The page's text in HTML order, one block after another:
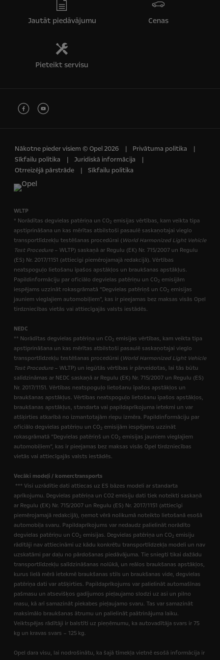
Jautāt piedāvājumu Cenas
Pieteikt servisu
Nākotne pieder visiem © Opel 2026
Privātuma politika
Sīkfailu politika
Juridiskā informācija
Otrreizējā pārstrāde
Sīkfailu politika
WLTP
* Norādītas degvielas patēriņa un CO2 emisijas vērtības, kam veikta tipa
apstiprināšana un kas mērītas atbilstoši pasaulē saskaņotajai vieglo
transportlīdzekļu testēšanas procedūrai (World Harmonized Light Vehicle
Test Procedure– WLTP) saskaņā ar Regulu (EK) Nr. 715/2007 un Regulu
(ES) Nr. 2017/1151 (attiecīgi piemērojamajā redakcijā). Vērtības
neatspoguļo lietošanu īpašos apstākļos un braukšanas apstākļus.
Papildinformāciju par oficiālo degvielas patēriņu un CO2 emisijām
iespējams uzzināt rokasgrāmatā “Degvielas patēriņš un CO2 emisijas
jauniem vieglajiem automobiļiem”, kas ir pieejamas bez maksas visās Opel
tirdzniecības vietās vai attiecīgajās valsts iestādēs.
NEDC
** Norādītas degvielas patēriņa un CO2 emisijas vērtības, kam veikta tipa
apstiprināšana un kas mērītas atbilstoši pasaulē saskaņotajai vieglo
transportlīdzekļu testēšanas procedūrai (World Harmonized Light Vehicle
Test Procedure– WLTP) un iegūtās vērtības ir pārveidotas, lai tās būtu
salīdzināmas ar NEDC saskaņā ar Regulu (EK) Nr. 715/2007 un Regulu (ES)
Nr. 2017/1151. Vērtības neatspoguļo lietošanu īpašos apstākļos un
braukšanas apstākļus. Vērtības neatspoguļo lietošanu īpašos apstākļos,
braukšanas apstākļus, standarta vai papildaprīkojuma ietekmi un var
atšķirties atkarībā no izmantotajām riepu izmēra. Papildinformāciju par
oficiālo degvielas patēriņu un CO2 emisijām iespējams uzzināt
rokasgrāmatā “Degvielas patēriņš un CO2 emisijas jauniem vieglajiem
automobiļiem”, kas ir pieejamas bez maksas visās Opel tirdzniecības
vietās vai attiecīgajās valsts iestādēs.
Vecāki modeļi / komerctransports
*** Visi uzrādītie dati attiecas uz ES bāzes modeli ar standarta
aprīkojumu. Degvielas patēriņa un CO2 emisiju dati tiek noteikti saskaņā
ar Regulu (EK) Nr. 715/2007 un Regulu (ES) Nr. 2017/1151 (attiecīgi
piemērojamajā redakcijā), ņemot vērā nolikumā noteikto lietošanā esošā
automobiļa svaru. Papildaprīkojums var nedaudz palielināt norādīto
degvielas patēriņu un CO2 emisijas. Degvielas patēriņa un CO2 emisiju
rādītāji nav attiecināmi uz kādu konkrētu transportlīdzekļa modeli un nav
uzskatāmi par daļu no pārdošanas piedāvājuma. Tie sniegti tikai dažādu
transportlīdzekļu salīdzināšanas nolūkā, un reālos braukšanas apstākļos,
kurus lielā mērā ietekmē braukšanas stils un braukšanas vide, degvielas
patēriņa dati var atšķirties. Papildaprīkojums var palielināt automašīnas
pašmasu un atsevišķos gadījumos pieļaujamo slodzi uz asi un pilno
masu, kā arī samazināt piekabes pieļaujamo svaru. Tas var samazināt
maksimālo braukšanas ātrumu un palielināt paātrinājuma laiku.
Veiktspējas rādītāji ir balstīti uz pieņēmumu, ka autovadītāja svars ir 75
kg un kravas svars – 125 kg.
Opel dara visu, lai nodrošinātu, ka šajā tīmekļa vietnē esošā informācija ir